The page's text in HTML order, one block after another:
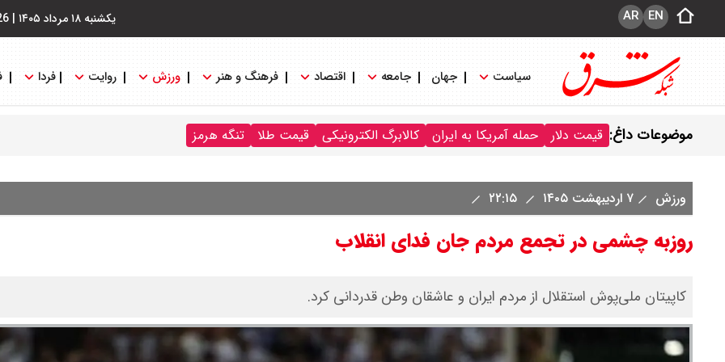
یکشنبه ۱۸ مرداد ۱۴۰۵ | EN
AR
سیاست جهان جامعه اقتصاد فرهنگ و هنر ورزش روایت فردا
موضوعات داغ: قیمت دلار حمله آمریکا به ایران کالابرگ الکترونیکی قیمت طلا تنگه هرمز
ورزش ۷ اردیبهشت ۱۴۰۵
روزبه چشمی در تجمع مردم جان فدای انقلاب
کاپیتان ملی‌پوش استقلال از مردم ایران و عاشقان وطن قدردانی کرد.